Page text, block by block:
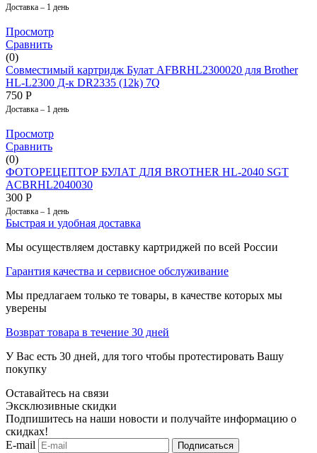
Доставка – 1 день
Просмотр
Сравнить
(0)
Совместимый картридж Булат AFBRHL2300020 для Brother
HL-L2300 Д-к DR2335 (12k) 7Q
750 Р
Доставка – 1 день
Просмотр
Сравнить
(0)
ФОТОРЕЦЕПТОР БУЛАТ ДЛЯ BROTHER HL-2040 SGT
ACBRHL2040030
300 Р
Доставка – 1 день
Быстрая и удобная доставка
Мы осуществляем доставку картриджей по всей России
Гарантия качества и сервисное обслуживание
Мы предлагаем только те товары, в качестве которых мы
уверены
Возврат товара в течение 30 дней
У Вас есть 30 дней, для того чтобы протестировать Вашу
покупку
Оставайтесь на связи
Эксклюзивные скидки
Подпишитесь на наши новости и получайте информацию о
скидках!
E-mail
Подписаться